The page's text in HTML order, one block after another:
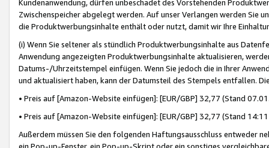
Kundenanwendung, dürfen unbeschadet des Vorstehenden
Zwischenspeicher abgelegt werden. Auf unser Verlangen werden Sie
die Produktwerbungsinhalte enthält oder nutzt, damit wir Ihre
(i) Wenn Sie seltener als stündlich Produktwerbungsinhalte aus
Anwendung angezeigten Produktwerbungsinhalte aktualisieren,
Datums-/Uhrzeitstempel einfügen. Wenn Sie jedoch die in Ihrer
und aktualisiert haben, kann der Datumsteil des Stempels entfallen.
• Preis auf [Amazon-Website einfügen]: [EUR/GBP] 32,77 (Stand
• Preis auf [Amazon-Website einfügen]: [EUR/GBP] 32,77 (Stand
Außerdem müssen Sie den folgenden Haftungsausschluss entweder
ein Pop-up-Fenster, ein Pop-up-Skript oder ein sonstiges